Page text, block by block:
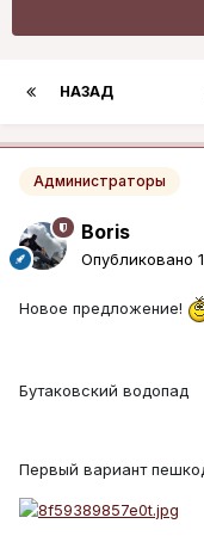
НАЗАД
Администраторы
Boris
Опубликовано
Новое предложение!
Бутаковский водопад
Первый вариант